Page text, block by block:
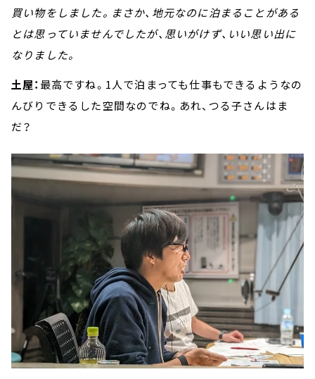
買い物をしました。まさか、地元なのに泊まることがある
とは思っていませんでしたが、思いがけず、いい思い出に
なりました。
土屋： 最高ですね。1人で泊まっても仕事もできるようなの
んびりできるした空間なのでね。あれ、つる子さんはま
だ？